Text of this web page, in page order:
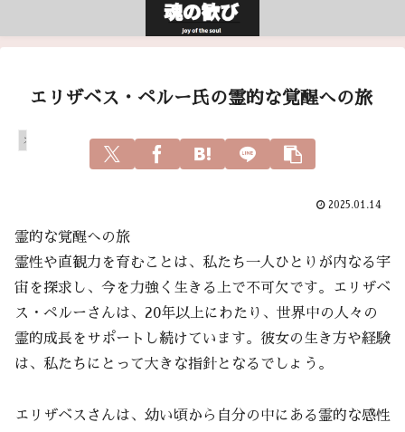
エリザベス・ペルー氏の霊的な覚醒への旅
スピリチュアル
2025.01.14
霊的な覚醒への旅
霊性や直観力を育むことは、私たち一人ひとりが内なる宇
宙を探求し、今を力強く生きる上で不可欠です。エリザベ
ス・ペルーさんは、20年以上にわたり、世界中の人々の
霊的成長をサポートし続けています。彼女の生き方や経験
は、私たちにとって大きな指針となるでしょう。
エリザベスさんは、幼い頃から自分の中にある霊的な感性